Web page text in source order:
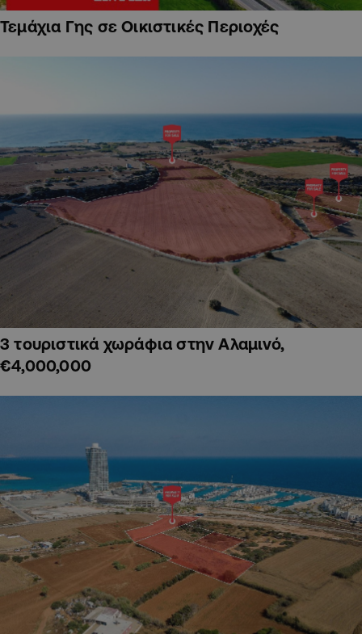
Τεμάχια Γης σε Οικιστικές Περιοχές
3 τουριστικά χωράφια στην Αλαμινό,
€4,000,000